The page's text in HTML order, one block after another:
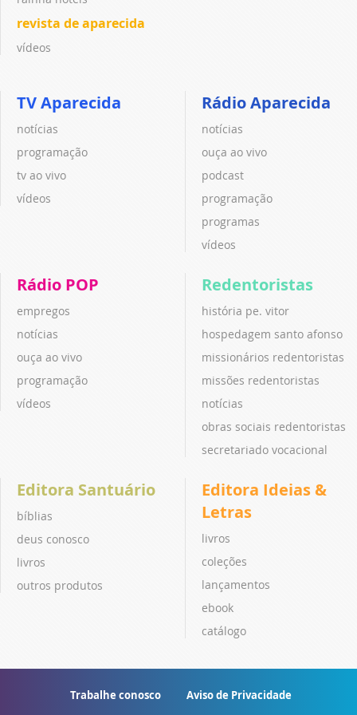
revista de aparecida
vídeos
TV Aparecida
notícias
programação
tv ao vivo
vídeos
Rádio Aparecida
notícias
ouça ao vivo
podcast
programação
programas
vídeos
Rádio POP
empregos
notícias
ouça ao vivo
programação
vídeos
Redentoristas
história pe. vitor
hospedagem santo afonso
missionários redentoristas
missões redentoristas
notícias
obras sociais redentoristas
secretariado vocacional
Editora Santuário
bíblias
deus conosco
livros
outros produtos
Editora Ideias &
Letras
livros
coleções
lançamentos
ebook
catálogo
Trabalhe conosco Aviso de Privacidade